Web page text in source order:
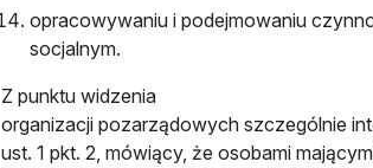
opracowywaniu i podejmowaniu
socjalnym.
Z punktu widzenia
organizacji pozarządowych szczególnie
ust. 1 pkt. 2, mówiący, że osobami